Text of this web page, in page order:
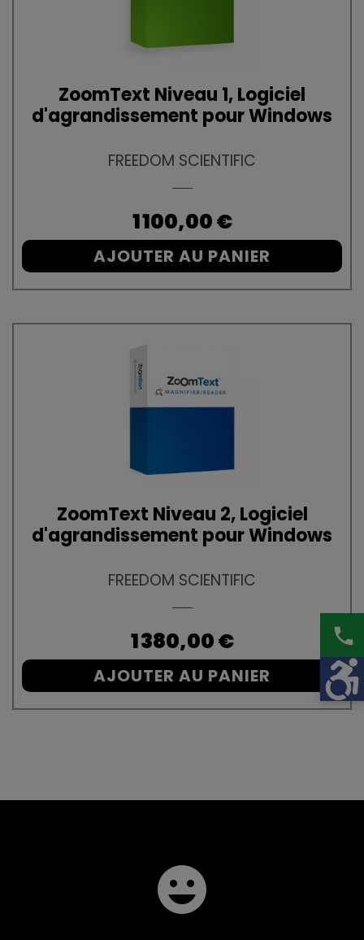
ZoomText Niveau 1, Logiciel
d'agrandissement pour Windows
FREEDOM SCIENTIFIC
Prix
1 100,00 €
AJOUTER AU PANIER
ZoomText Niveau 2, Logiciel
d'agrandissement pour Windows
FREEDOM SCIENTIFIC
Prix
1 380,00 €
AJOUTER AU PANIER
phone